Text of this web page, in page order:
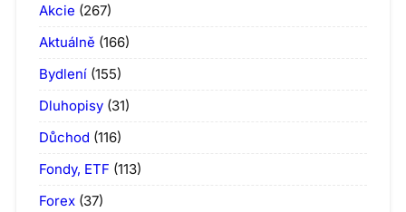
Akcie (267)
Aktuálně (166)
Bydlení (155)
Dluhopisy (31)
Důchod (116)
Fondy, ETF (113)
Forex (37)